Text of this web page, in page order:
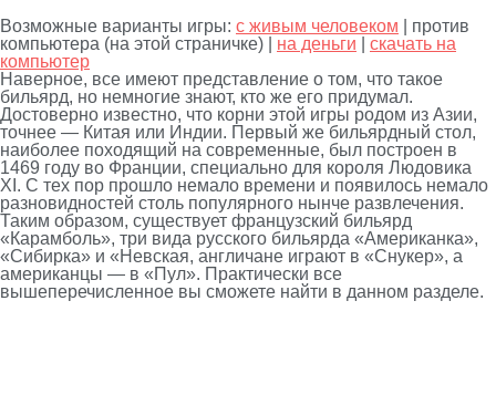
Возможные варианты игры: с живым человеком | против
компьютера (на этой страничке) | на деньги
скачать на
компьютер
Наверное, все имеют представление о том, что такое
бильярд, но немногие знают, кто же его придумал.
Достоверно известно, что корни этой игры родом из Азии,
точнее — Китая или Индии. Первый же бильярдный стол,
наиболее походящий на современные, был построен в
1469 году во Франции, специально для короля Людовика
XI. С тех пор прошло немало времени и появилось немало
разновидностей столь популярного нынче развлечения.
Таким образом, существует французский бильярд
«Карамболь», три вида русского бильярда «Американка»,
«Сибирка» и «Невская, англичане играют в «Снукер», а
американцы — в «Пул». Практически все
вышеперечисленное вы сможете найти в данном разделе.